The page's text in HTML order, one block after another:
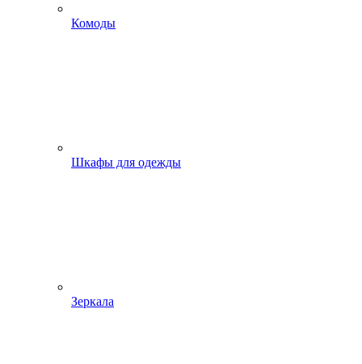
Комоды
Шкафы для одежды
Зеркала